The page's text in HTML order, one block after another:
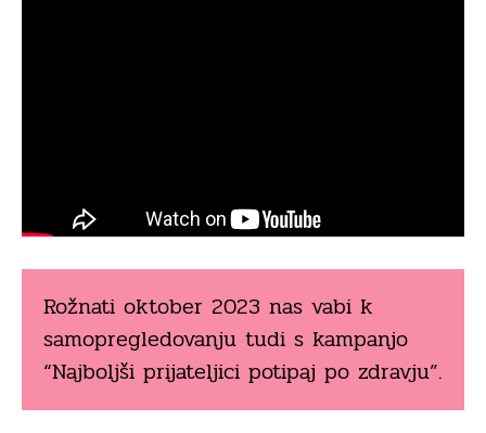
Rožnati oktober 2023 nas vabi k
samopregledovanju tudi s kampanjo
“Najboljši prijateljici potipaj po zdravju”.